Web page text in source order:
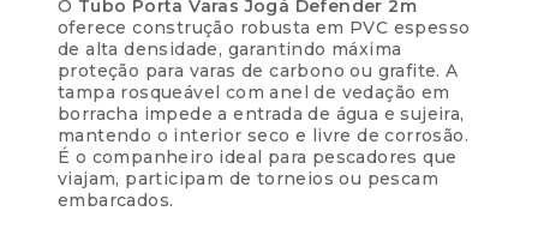
7x deR$44,77
com juros
R$ 313,39
8x deR$39,36
com juros
R$314,88
9x deR$35,15
com juros
316,35
O Tubo Porta Varas Jogá Defender 2m
oferece construção robusta em PVC espesso
de alta densidade, garantindo máxima
proteção para varas de carbono ou grafite. A
tampa rosqueável com anel de vedação em
borracha impede a entrada de água e sujeira,
mantendo o interior seco e livre de corrosão.
É o companheiro ideal para pescadores que
viajam, participam de torneios ou pescam
embarcados.